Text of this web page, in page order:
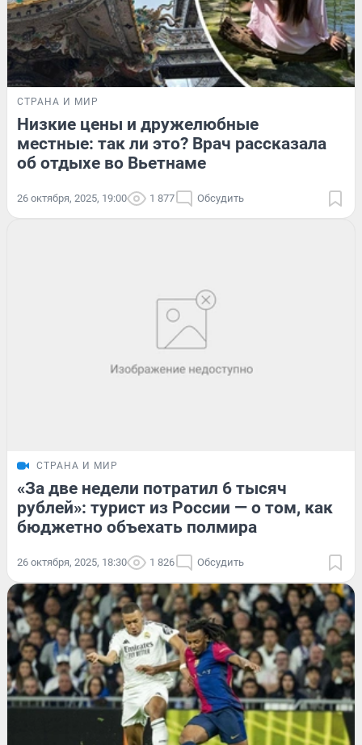
СТРАНА И МИР
Низкие цены и дружелюбные
местные: так ли это? Врач рассказала
об отдыхе во Вьетнаме
26 октября, 2025, 19:00 1 877 Обсудить
СТРАНА И МИР
«За две недели потратил 6 тысяч
рублей»: турист из России — о том, как
бюджетно объехать полмира
26 октября, 2025, 18:30 1 826 Обсудить